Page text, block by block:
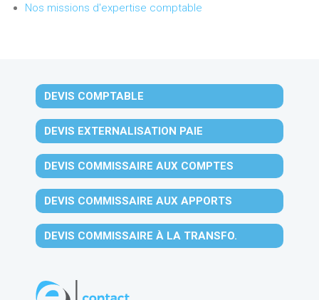
Nos missions d'expertise comptable
DEVIS COMPTABLE
DEVIS EXTERNALISATION PAIE
DEVIS COMMISSAIRE AUX COMPTES
DEVIS COMMISSAIRE AUX APPORTS
DEVIS COMMISSAIRE À LA TRANSFO.